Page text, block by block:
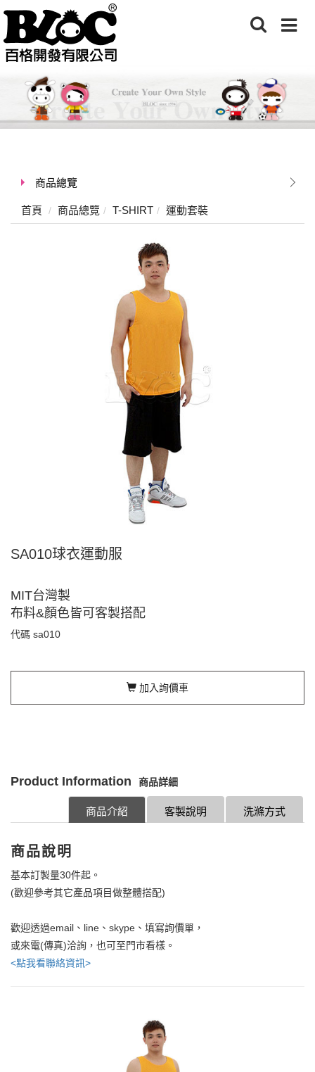
商品總覽
首頁 商品總覽 T-SHIRT 運動套裝
SA010球衣運動服
MIT台灣製
布料&顏色皆可客製搭配
代碼 sa010
加入詢價車
Product Information 商品詳細
洗滌方式
客製說明
商品介紹
商品說明
基本訂製量30件起。
(歡迎參考其它產品項目做整體搭配)
歡迎透過email、line、skype、填寫詢價單，
或來電(傳真)洽詢，也可至門市看樣。
<點我看聯絡資訊>